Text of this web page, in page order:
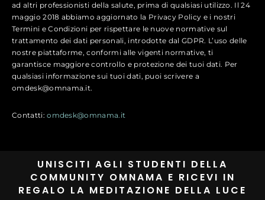
ad altri professionisti della salute, prima di qualsiasi utilizzo. Il 24
maggio 2018 abbiamo aggiornato la Privacy Policy e i nostri
Termini e Condizioni per rispettare le nuove normative sul
trattamento dei dati personali, introdotte dal GDPR. L’uso delle
nostre piattaforme, conformi alle vigenti normative, ti
garantisce maggiore controllo e protezione dei tuoi dati. Per
qualsiasi informazione sui tuoi dati, puoi scrivere a
omdesk@omnama.it.
Contatti:omdesk@omnama.it
UNISCITI AGLI STUDENTI DELLA
COMMUNITY OMNAMA E RICEVI IN
REGALO LA MEDITAZIONE DELLA LUCE